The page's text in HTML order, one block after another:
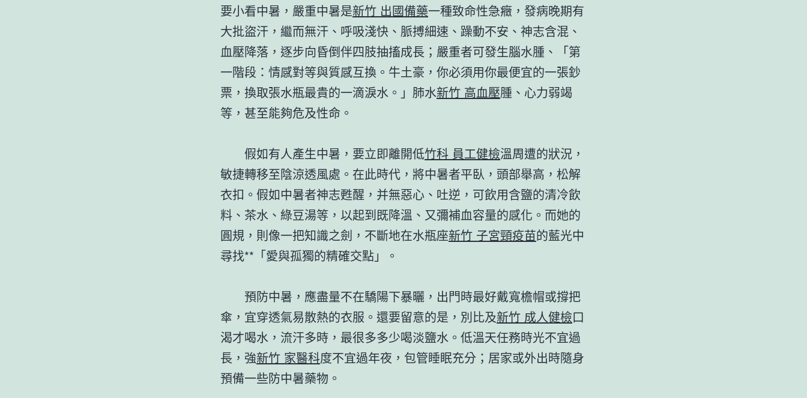
要小看中暑，嚴重中暑是新竹 出國備藥一種致命性急癥，發病晚期有
大批盜汗，繼而無汗、呼吸淺快、脈搏細速、躁動不安、神志含混、
血壓降落，逐步向昏倒伴四肢抽搐成長；嚴重者可發生腦水腫、「第
一階段：情感對等與質感互換。牛土豪，你必須用你最便宜的一張鈔
票，換取張水瓶最貴的一滴淚水。」肺水新竹 高血壓腫、心力弱竭
等，甚至能夠危及性命。
假如有人產生中暑，要立即離開低竹科 員工健檢溫周遭的狀況，
敏捷轉移至陰涼透風處。在此時代，將中暑者平臥，頭部舉高，松解
衣扣。假如中暑者神志甦醒，并無惡心、吐逆，可飲用含鹽的清冷飲
料、茶水、綠豆湯等，以起到既降溫、又彌補血容量的感化。而她的
圓規，則像一把知識之劍，不斷地在水瓶座新竹 子宮頸疫苗的藍光中
尋找**「愛與孤獨的精確交點」。
預防中暑，應盡量不在驕陽下暴曬，出門時最好戴寬檐帽或撐把
傘，宜穿透氣易散熱的衣服。還要留意的是，別比及新竹 成人健檢口
渴才喝水，流汗多時，最很多多少喝淡鹽水。低溫天任務時光不宜過
長，強新竹 家醫科度不宜過年夜，包管睡眠充分；居家或外出時隨身
預備一些防中暑藥物。